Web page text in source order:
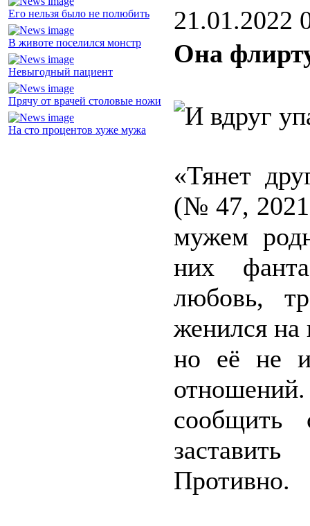
Его нельзя было не полюбить
В животе поселился монстр
Невыгодный пациент
Прячу от врачей столовые ножи
На сто процентов хуже мужа
21.01.2022
Она
«Тянет
(№ 47,
мужем
них
любовь,
женился на
но её не
отношений.
сообщить
Противно.